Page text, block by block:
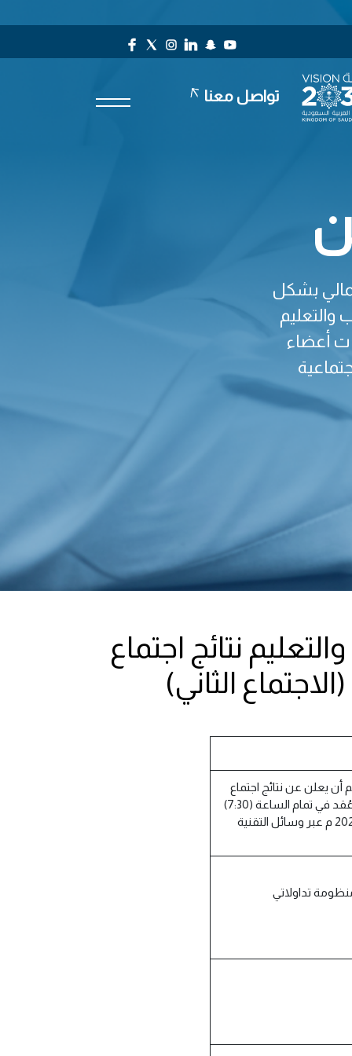
تواصل معنا
بشكل
أعضاء
نتائج اجتماع
الثاني)
أن يعلن عن نتائج اجتماع
الجمعية العامة غير العادية (الاجتماع الثاني ) والذي عُقد في تمام الساعة (7:30)
مساء يوم الثلاثاء 15/11/1443هــــ الموافق 14/ 2022/06 م عبر وسائل التقنية
تداولاتي